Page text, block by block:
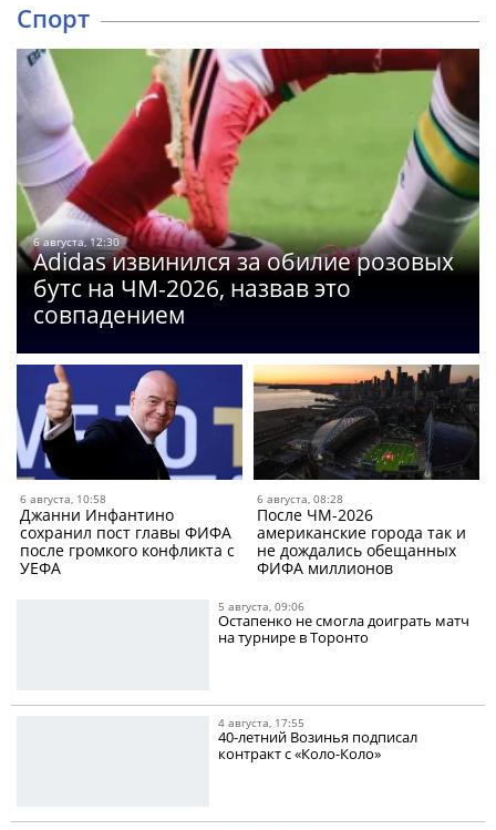
Спорт
6 августа, 12:30
Adidas извинился за обилие розовых
бутс на ЧМ-2026, назвав это
совпадением
6 августа, 10:58
Джанни Инфантино
сохранил пост главы ФИФА
после громкого конфликта с
УЕФА
6 августа, 08:28
После ЧМ-2026
американские города так и
не дождались обещанных
ФИФА миллионов
5 августа, 09:06
Остапенко не смогла доиграть матч
на турнире в Торонто
4 августа, 17:55
40-летний Возинья подписал
контракт с «Коло-Коло»